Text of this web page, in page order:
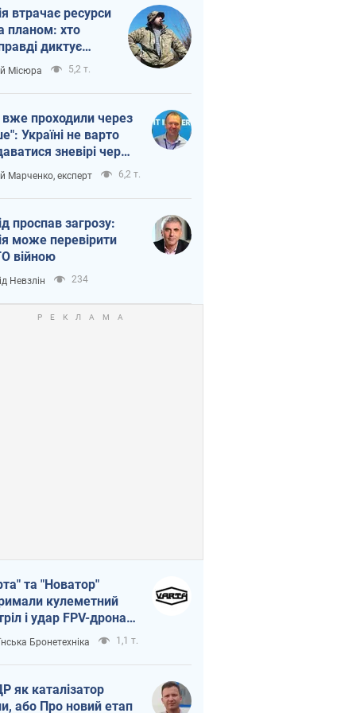
втрачає ресурси
планом: хто
диктує
війни
Місюра 5,2 т.
проходили через
Україні не варто
зневірі через
терор
Марченко, експерт 6,2 т.
проспав загрозу:
може перевірити
війною
Невзлін 234
та "Новатор"
кулеметний
і удар FPV-дрона,
життя
ЗСУ
Бронетехніка 1,1 т.
як каталізатор
або Про новий етап